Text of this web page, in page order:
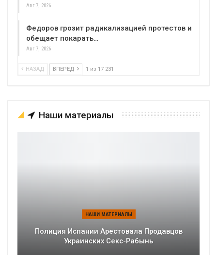
Авг 7, 2026
Федоров грозит радикализацией протестов и
обещает покарать…
Авг 7, 2026
НАЗАД ВПЕРЕД 1 из 17 231
Наши материалы
НАШИ МАТЕРИАЛЫ
Полиция Испании Арестовала Продавцов
Украинских Секс-Рабынь